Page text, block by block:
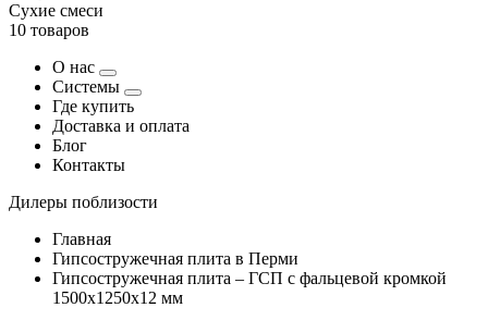
Сухие смеси
10 товаров
О нас
Системы
Где купить
Доставка и оплата
Блог
Контакты
Дилеры поблизости
Главная
Гипсостружечная плита в Перми
Гипсостружечная плита – ГСП с фальцевой кромкой
1500х1250х12 мм